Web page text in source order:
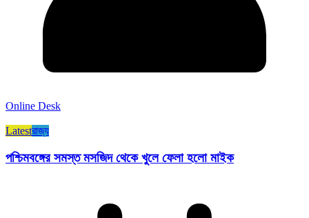
Online Desk
Latestরাজ্য​
পশ্চিমবঙ্গের সমস্ত মসজিদ থেকে খুলে ফেলা হলো মাইক